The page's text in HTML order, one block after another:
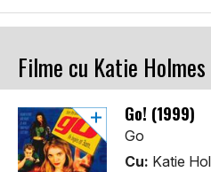
Filme cu Katie Holmes
Go! (1999)
Go
Cu: Katie